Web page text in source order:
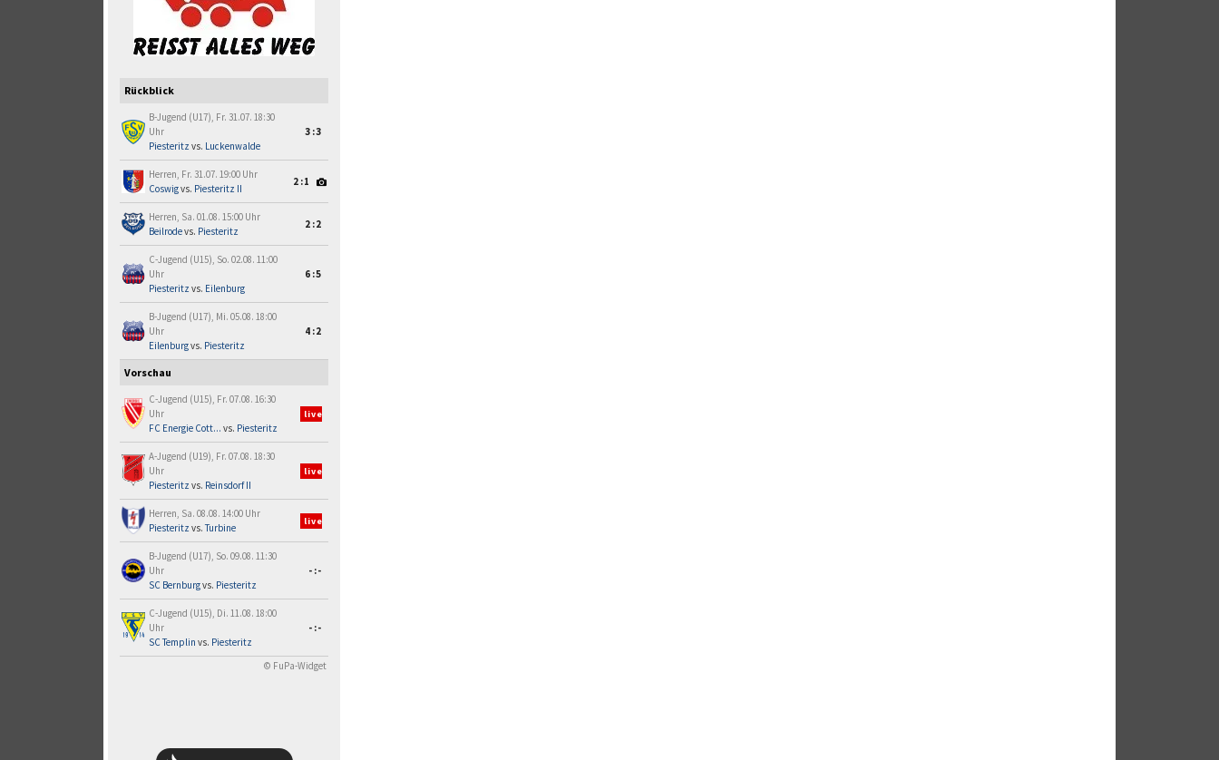
Rückblick
B-Jugend (U17), Fr. 31.07. 18:30
Uhr
Piesteritz vs. Luckenwalde
3:3
Herren, Fr. 31.07. 19:00 Uhr
Coswigvs. Piesteritz II
2:1
Herren, Sa. 01.08. 15:00 Uhr
Beilrodevs. Piesteritz
2:2
C-Jugend (U15), So. 02.08. 11:00
Uhr
Piesteritz vs. Eilenburg
6:5
B-Jugend (U17), Mi. 05.08. 18:00
Uhr
Eilenburgvs. Piesteritz
4:2
Vorschau
C-Jugend (U15), Fr. 07.08. 16:30
Uhr
FC Energie Cott... vs. Piesteritz
live
A-Jugend (U19), Fr. 07.08. 18:30
Uhr
Piesteritz vs. Reinsdorf II
live
Herren, Sa. 08.08. 14:00 Uhr
Piesteritz vs.Turbine
live
B-Jugend (U17), So. 09.08. 11:30
Uhr
SC Bernburgvs. Piesteritz
-:-
C-Jugend (U15), Di. 11.08. 18:00
Uhr
SC Templin vs. Piesteritz
-:-
© FuPa-Widget